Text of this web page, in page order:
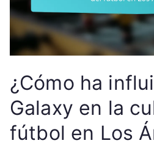
¿Cómo ha
Galaxy en la
fútbol en Los